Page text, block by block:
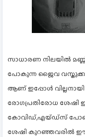
സാധാരണ നിലയിൽ
പോകുന്ന ജൈവ
ആണ് ഇപ്പോൾ
രോഗപ്രതിരോധ ശേഷി
കോവിഡ്,എയ്ഡ്സ്
ശേഷി കുറഞ്ഞവരിൽ ഈ